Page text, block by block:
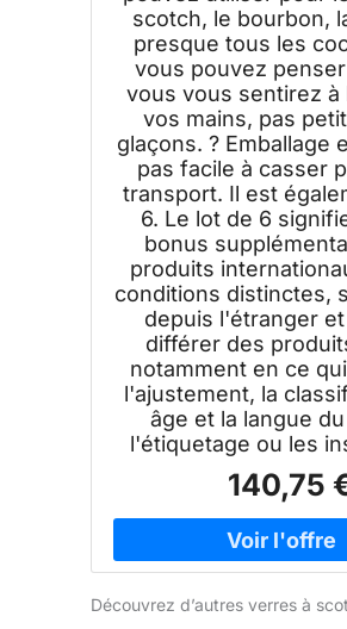
scotch, le bourbon,
presque tous les
vous pouvez
vous vous sentirez à
vos mains, pas
glaçons. ? Emballage
pas facile à casser
transport. Il est
6. Le lot de 6
bonus
produits
conditions distinctes,
depuis l'étranger
différer des
notamment en ce
l'ajustement, la
âge et la langue
l'étiquetage ou les
140,75
Découvrez d’autres verres à